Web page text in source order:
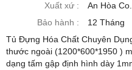
Xuất xứ :
An Hòa
Bảo hành :
12 Tháng
Tủ Đựng Hóa Chất Chuyên
thước ngoài (1200*600*1950 )
dạng tấm gập định hình dày